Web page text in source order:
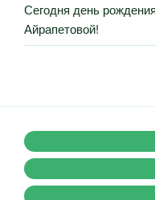
Сегодня день
Айрапетовой!
VK Православные
FB Православные
Instagram